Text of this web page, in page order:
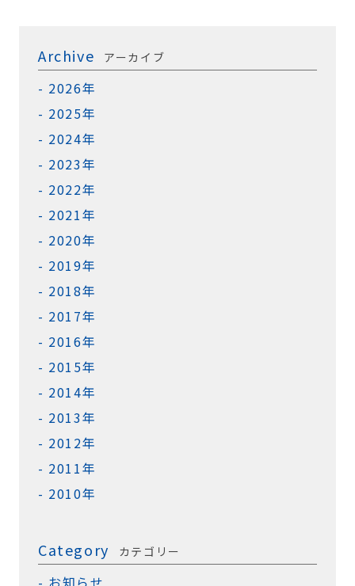
Archive アーカイブ
2026年
2025年
2024年
2023年
2022年
2021年
2020年
2019年
2018年
2017年
2016年
2015年
2014年
2013年
2012年
2011年
2010年
Category カテゴリー
お知らせ